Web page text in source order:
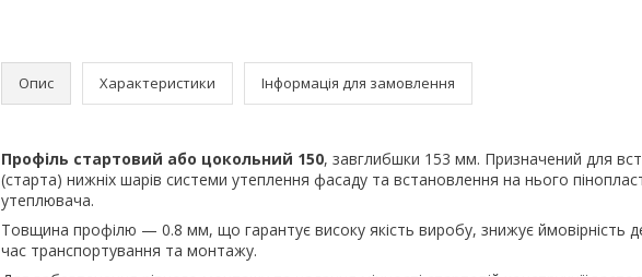
Опис Характеристики Інформація для замовлення
Профіль стартовий або цокольний 150, завглибшки 153 мм. Призначений для
(старта) нижніх шарів системи утеплення фасаду та встановлення на нього
утеплювача.
Товщина профілю — 0.8 мм, що гарантує високу якість виробу, знижує ймовірність
час транспортування та монтажу.